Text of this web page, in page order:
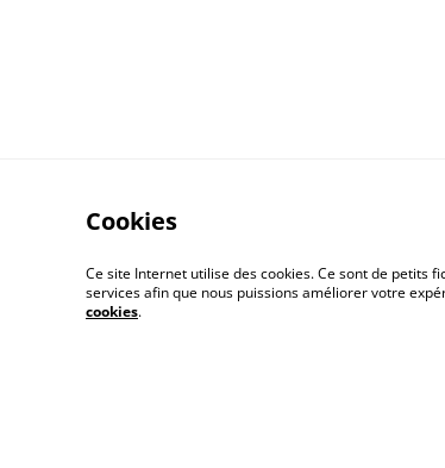
Cookies
Ce site Internet utilise des cookies. Ce sont de petits
services afin que nous puissions améliorer votre
cookies.